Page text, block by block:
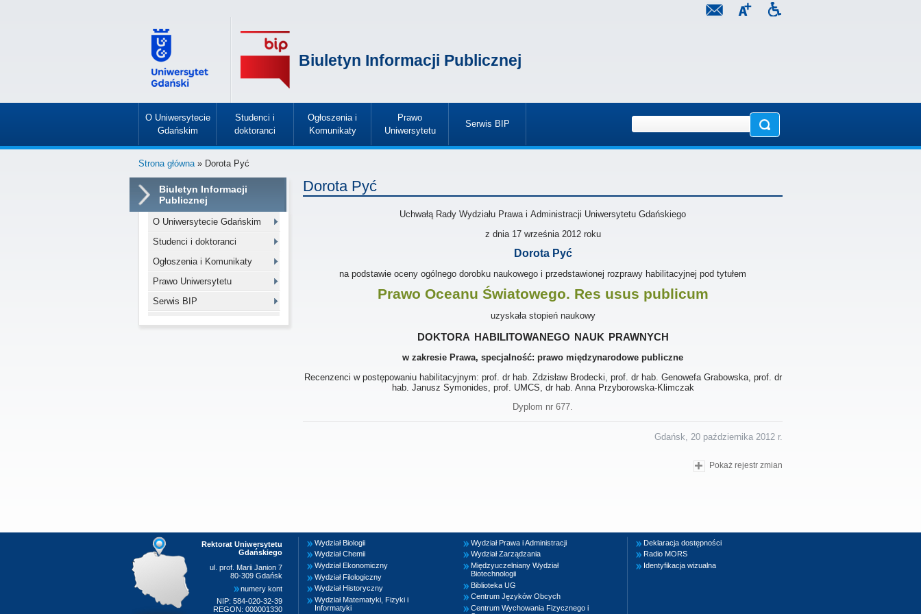
Biuletyn Informacji Publicznej
O Uniwersytecie
Gdańskim
»
Studenci i
doktoranci
»
Ogłoszenia i
Komunikaty
»
Prawo
Uniwersytetu
»
Serwis BIP
»
Strona główna» Dorota Pyć
Biuletyn Informacji
Publicznej
O Uniwersytecie Gdańskim
Studenci i doktoranci
Ogłoszenia i Komunikaty
Prawo Uniwersytetu
Serwis BIP
Dorota Pyć
Uchwałą Rady Wydziału Prawa i Administracji Uniwersytetu Gdańskiego
z dnia 17 września 2012roku
Dorota Pyć
na podstawie oceny ogólnego dorobku naukowego i przedstawionej rozprawy habilitacyjnej pod tytułem
Prawo Oceanu Światowego. Res usus publicum
uzyskała stopień naukowy
doktora habilitowanego nauk prawnych
w zakresie Prawa, specjalność: prawo międzynarodowe publiczne
Recenzenci w postępowaniu habilitacyjnym: prof. dr hab. Zdzisław Brodecki, prof. dr hab. Genowefa Grabowska, prof. dr
hab. Janusz Symonides, prof. UMCS, dr hab. Anna Przyborowska-Klimczak
Dyplom nr 677.
Gdańsk, 20 października 2012 r.
Pokaż rejestr zmian
Rektorat Uniwersytetu
Gdańskiego
ul. prof. Marii Janion 7
80-309 Gdańsk
numery kont
NIP: 584-020-32-39
REGON: 000001330
Wydział Biologii
Wydział Chemii
Wydział Ekonomiczny
Wydział Filologiczny
Wydział Historyczny
Wydział Matematyki, Fizyki i
Informatyki
Wydział Prawa i Administracji
Wydział Zarządzania
Międzyuczelniany Wydział
Biotechnologii
Biblioteka UG
Centrum Języków Obcych
Centrum Wychowania Fizycznego i
Deklaracja dostępności
Radio MORS
Identyfikacja wizualna